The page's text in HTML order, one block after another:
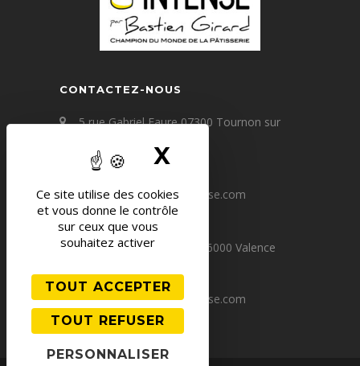
Ce site utilise des cookies
et vous donne le contrôle
sur ceux que vous
souhaitez activer
TOUT ACCEPTER
TOUT REFUSER
PERSONNALISER
X
CONTACTEZ-NOUS
5 rue Gabriel Faure 07300 Tournon sur
+33(0) 4 75 09 67 60
contact@patisserie-intense.com
64 avenue Victor Hugo 26000 Valence
+33(0) 4 75 80 24 83
valence@patisserie-intense.com